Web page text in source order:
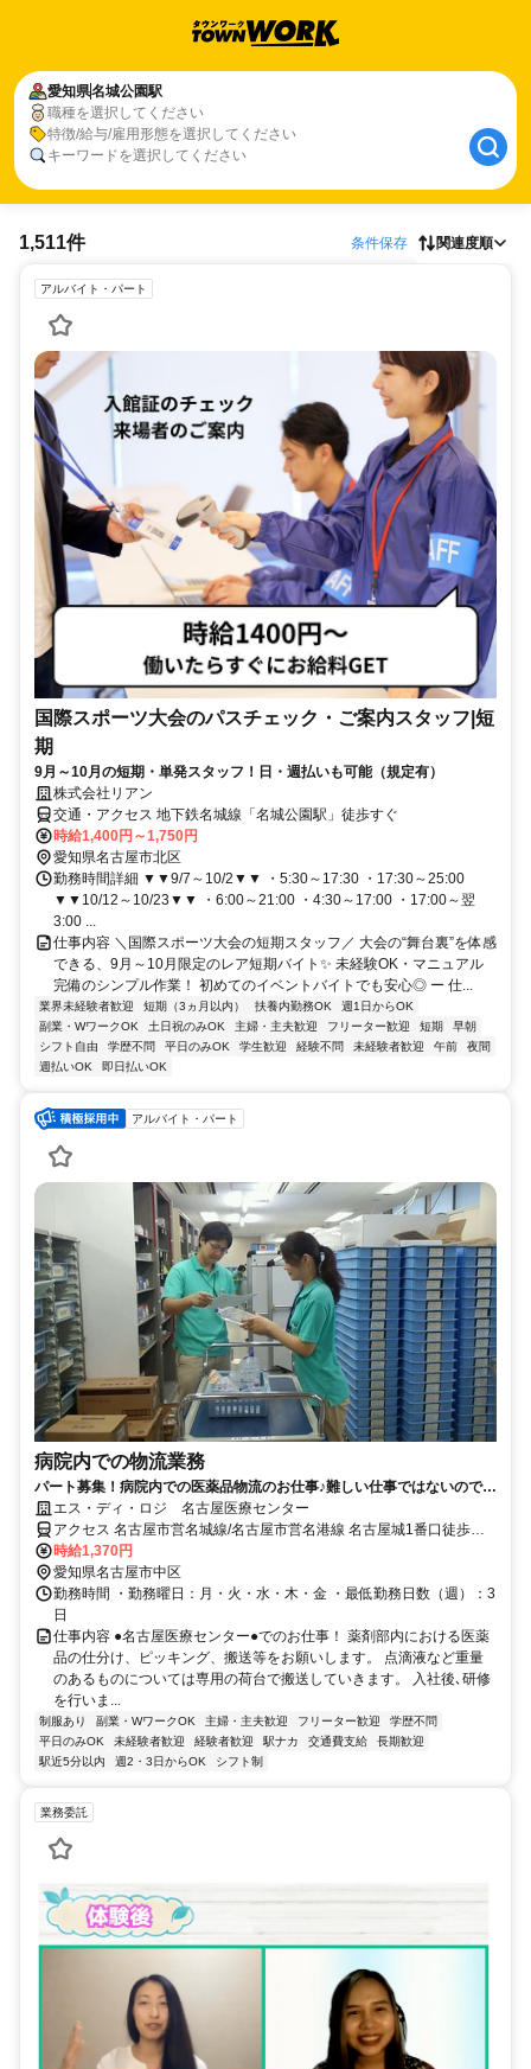
愛知県名城公園駅
職種を選択してください
特徴/給与/雇用形態を選択してください
キーワードを選択してください
1,511件 条件保存 関連度順
アルバイト・パート
国際スポーツ大会のパスチェック・ご案内スタッフ|短
期
9月～10月の短期・単発スタッフ！日・週払いも可能（規定有）
株式会社リアン
交通・アクセス 地下鉄名城線「名城公園駅」徒歩すぐ
時給1,400円～1,750円
愛知県名古屋市北区
勤務時間詳細 ▼▼9/7～10/2▼▼ ・5:30～17:30 ・17:30～25:00
▼▼10/12～10/23▼▼ ・6:00～21:00 ・4:30～17:00 ・17:00～翌
3:00 ...
仕事内容 ＼国際スポーツ大会の短期スタッフ／ 大会の“舞台裏”を体感
できる、9月～10月限定のレア短期バイト✨ 未経験OK・マニュアル
完備のシンプル作業！ 初めてのイベントバイトでも安心◎ ー 仕...
業界未経験者歓迎 短期（3ヵ月以内） 扶養内勤務OK
週1日からOK
副業・WワークOK
土日祝のみOK 主婦・主夫歓迎 フリーター歓迎 短期
早朝
シフト自由
学歴不問 平日のみOK 学生歓迎 経験不問 未経験者歓迎 午前
夜間
週払いOK
即日払いOK
アルバイト・パート
病院内での物流業務
パート募集！病院内での医薬品物流のお仕事♪難しい仕事ではないので未
経験の方も大歓迎◎
エス・ディ・ロジ 名古屋医療センター
アクセス 名古屋市営名城線/名古屋市営名港線 名古屋城1番口徒歩約3
分、名鉄瀬戸線 東大手南口徒歩約4分
時給1,370円
愛知県名古屋市中区
勤務時間 ・勤務曜日：月・火・水・木・金 ・最低勤務日数（週）：3
日
仕事内容 ●名古屋医療センター●でのお仕事！ 薬剤部内における医薬
品の仕分け、ピッキング、搬送等をお願いします。 点滴液など重量
のあるものについては専用の荷台で搬送していきます。 入社後､研修
を行いま...
制服あり 副業・WワークOK 主婦・主夫歓迎 フリーター歓迎
学歴不問
平日のみOK
未経験者歓迎 経験者歓迎 駅ナカ 交通費支給
長期歓迎
駅近5分以内
週2・3日からOK シフト制
業務委託